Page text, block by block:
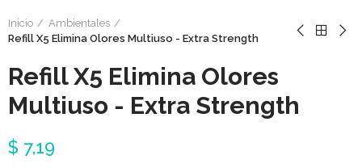
Inicio
Ambientales
Refill X5 Elimina Olores Multiuso - Extra Strength
Refill X5 Elimina Olores
Multiuso - Extra Strength
$ 7,19